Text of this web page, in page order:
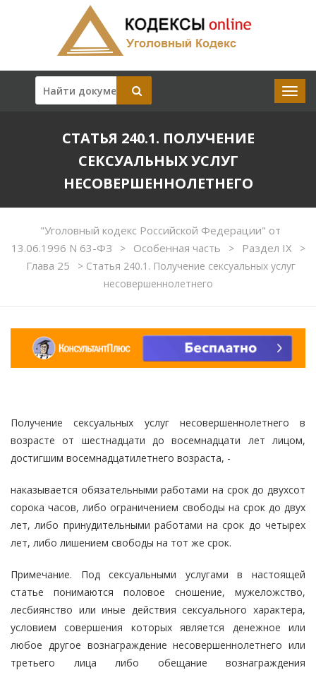
СТАТЬЯ 240.1. ПОЛУЧЕНИЕ
СЕКСУАЛЬНЫХ УСЛУГ
НЕСОВЕРШЕННОЛЕТНЕГО
"Уголовный кодекс Российской Федерации" от
13.06.1996 N 63-ФЗ
> Особенная часть > Раздел IX >
Глава 25 >Статья 240.1. Получение сексуальных услуг
несовершеннолетнего
Получение сексуальных услуг несовершеннолетнего в
возрасте от шестнадцати до восемнадцати лет лицом,
достигшим восемнадцатилетнего возраста, -
наказывается обязательными работами на срок до двухсот
сорока часов, либо ограничением свободы на срок до двух
лет, либо принудительными работами на срок до четырех
лет, либо лишением свободы на тот же срок.
Примечание. Под сексуальными услугами в настоящей
статье понимаются половое сношение, мужеложство,
лесбиянство или иные действия сексуального характера,
условием совершения которых является денежное или
любое другое вознаграждение несовершеннолетнего или
третьего лица либо обещание вознаграждения